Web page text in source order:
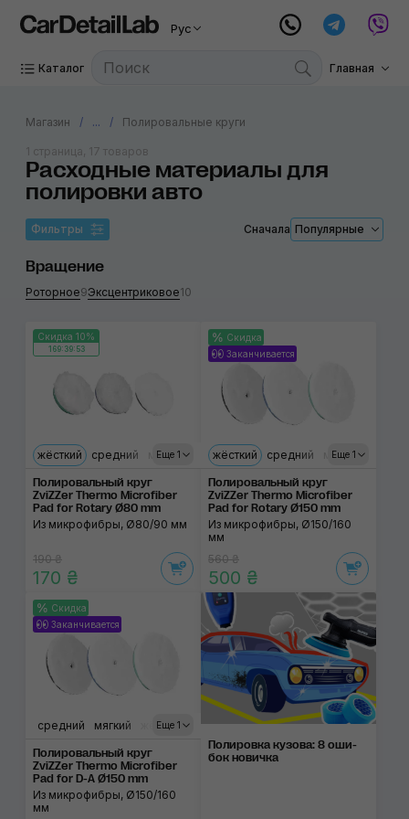
Рус
Каталог Главная
Магазин ... Полировальные круги
Расходные материалы для
полировки авто
1 страница, 17 товаров
Фильтры Сначала Популярные
Вращение
Роторное9Эксцентриковое10
Скидка 10%
169:39:53
Еще 1
жёсткий средний мягкий
Полировальный круг
ZviZZer Thermo Microfiber
Pad for Rotary Ø80 mm
Из микрофибры, Ø80/90 мм
190 ₴
170 ₴
Скидка
Заканчивается
Еще 1
жёсткий средний мягкий
Полировальный круг
ZviZZer Thermo Microfiber
Pad for Rotary Ø150 mm
Из микрофибры, Ø150/160
мм
560 ₴
500 ₴
Скидка
Заканчивается
Еще 1
средний мягкий жёсткий
Полировальный круг
ZviZZer Thermo Microfiber
Pad for D-A Ø150 mm
Из микрофибры, Ø150/160
мм
Полировка ку­зова: 8 оши­
бок нови­чка